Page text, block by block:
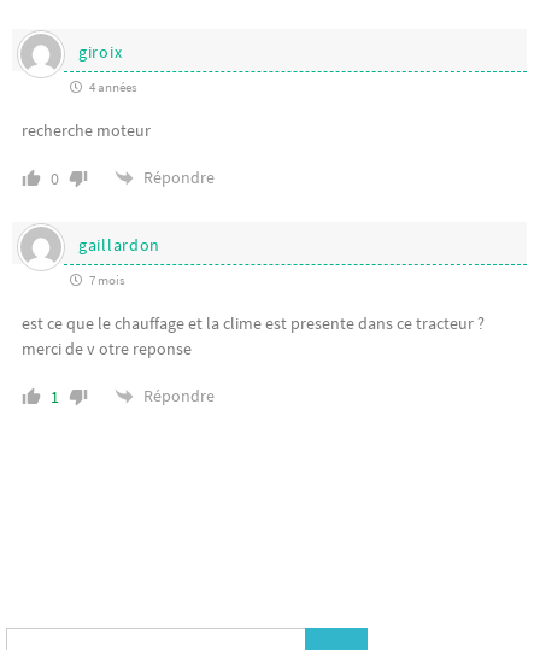
giroix
4 années
recherche moteur
0 Répondre
gaillardon
7 mois
est ce que le chauffage et la clime est presente dans ce tracteur ?
merci de v otre reponse
1 Répondre